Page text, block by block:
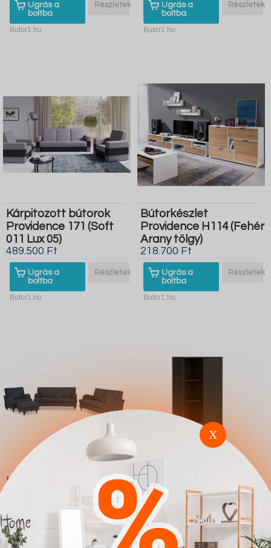
Ugrás a
boltba
Részletek
Butor1.hu
Ugrás a
boltba
Részletek
Butor1.hu
Kárpitozott bútorok
Providence 171 (Soft
011 Lux 05)
489.500 Ft
Ugrás a
boltba
Részletek
Butor1.hu
Bútorkészlet
Providence H114 (Fehér
Arany tölgy)
218.700 Ft
Ugrás a
boltba
Részletek
Butor1.hu
Kárpitozott bútorok
Bloomington A130
(Helena 6701)
863.300 Ft
Ugrás a
Részletek
Polcos szekrény
Providence L103
(Fekete)
93.400 Ft
Ugrás a
Részletek
X